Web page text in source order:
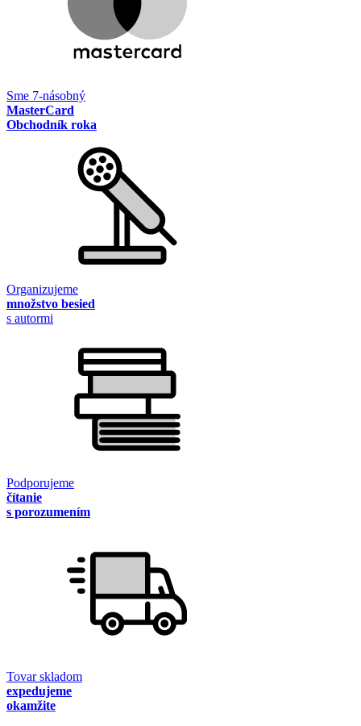
Sme 7-násobný
MasterCard
Obchodník roka
Organizujeme
množstvo besied
s autormi
Podporujeme
čítanie
s porozumením
Tovar skladom
expedujeme
okamžite